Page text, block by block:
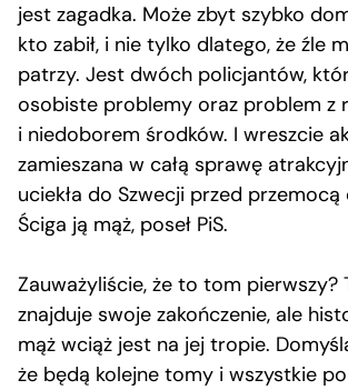
jest zagadka. Może zbyt szybko
kto zabił, i nie tylko dlatego, że źle
patrzy. Jest dwóch policjantów,
osobiste problemy oraz problem z
i niedoborem środków. I wreszcie
zamieszana w całą sprawę
uciekła do Szwecji przed
Ściga ją mąż, poseł PiS.
Zauważyliście, że to tom pierwszy?
znajduje swoje zakończenie, ale
mąż wciąż jest na jej tropie.
że będą kolejne tomy i wszystkie